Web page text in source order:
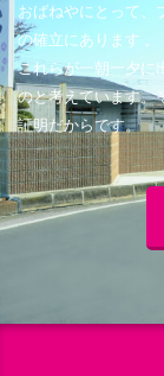
おばねやにとって、
の確立にあります 。
これらが一朝一夕に
のと考えています。
証明だからです。